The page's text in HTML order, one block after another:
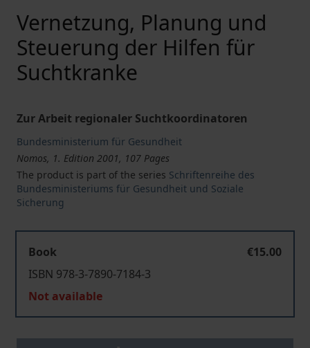
Vernetzung, Planung und
Steuerung der Hilfen für
Suchtkranke
Zur Arbeit regionaler Suchtkoordinatoren
Bundesministerium für Gesundheit
Nomos, 1. Edition 2001, 107 Pages
The product is part of the series Schriftenreihe des
Bundesministeriums für Gesundheit und Soziale
Sicherung
Book
€15.00
ISBN 978-3-7890-7184-3
Not available